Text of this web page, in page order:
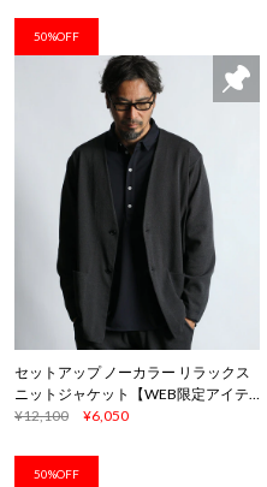
50%OFF
セットアップ ノーカラー リラックス
ニットジャケット【WEB限定アイテ
ム】
¥12,100 ¥6,050
50%OFF